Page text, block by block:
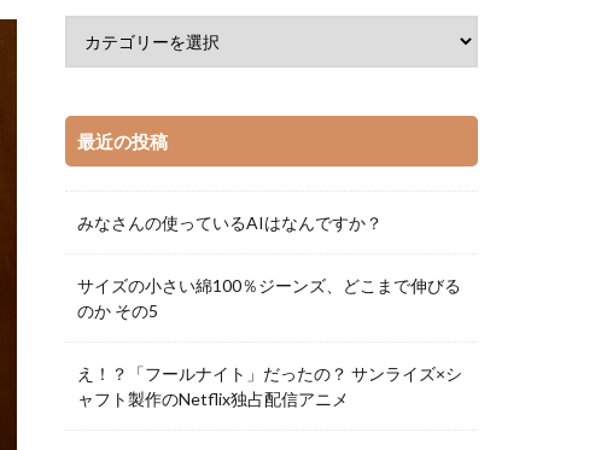
最近の投稿
みなさんの使っているAIはなんですか？
サイズの小さい綿100％ジーンズ、どこまで伸びる
のか その5
え！？「フールナイト」だったの？ サンライズ×シ
ャフト製作のNetflix独占配信アニメ
イアン・マグワイア
ル・ボール・ラン
ブルーピリオド
ン
伊坂幸太郎
会社四季報
古市幸雄
宮部みゆき
株式投資
矢部嵩